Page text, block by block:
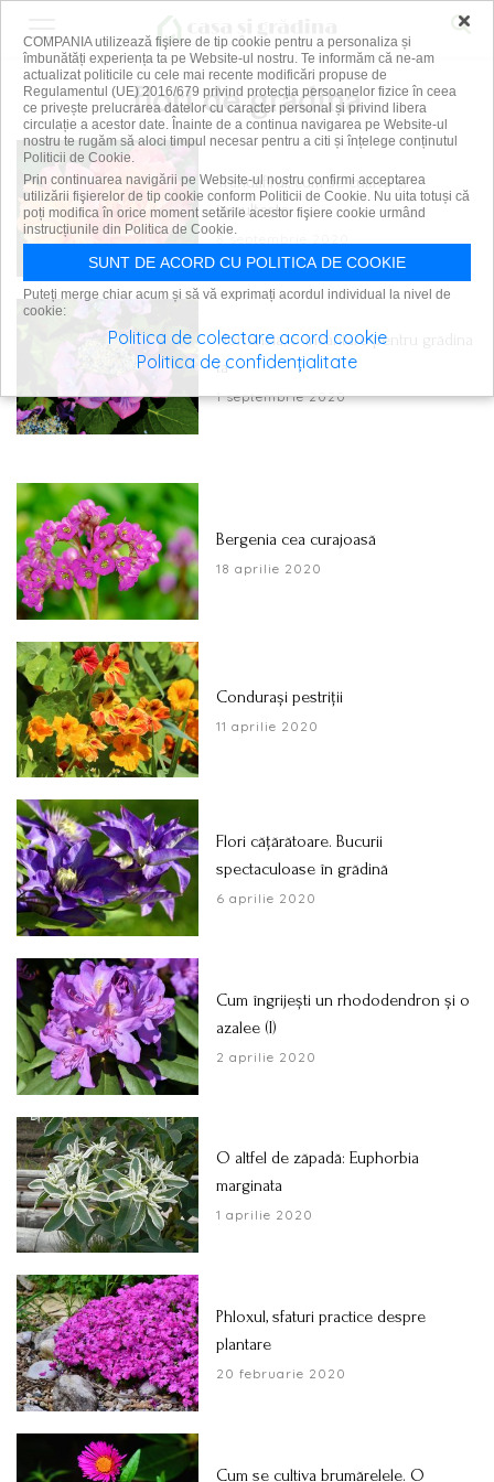
flori de gradina
Trandafirul, cum se cultivă și
înmulțește
8 septembrie 2020
Hortensia, o încântare pentru grădina
ta
1 septembrie 2020
Bergenia cea curajoasă
18 aprilie 2020
Condurași pestriții
11 aprilie 2020
Flori cățărătoare. Bucurii
spectaculoase în grădină
6 aprilie 2020
Cum îngrijești un rhododendron și o
azalee (I)
2 aprilie 2020
O altfel de zăpadă: Euphorbia
marginata
1 aprilie 2020
Phloxul, sfaturi practice despre
plantare
20 februarie 2020
Cum se cultiva brumărelele. O
×
COMPANIA utilizează fişiere de tip cookie pentru a personaliza și
îmbunătăți experiența ta pe Website-ul nostru. Te informăm că ne-am
actualizat politicile cu cele mai recente modificări propuse de
Regulamentul (UE) 2016/679 privind protecția persoanelor fizice în ceea
ce privește prelucrarea datelor cu caracter personal și privind libera
circulație a acestor date. Înainte de a continua navigarea pe Website-ul
nostru te rugăm să aloci timpul necesar pentru a citi și înțelege conținutul
Politicii de Cookie.
Prin continuarea navigării pe Website-ul nostru confirmi acceptarea
utilizării fişierelor de tip cookie conform Politicii de Cookie. Nu uita totuși că
poți modifica în orice moment setările acestor fişiere cookie urmând
instrucțiunile din Politica de Cookie.
SUNT DE ACORD CU POLITICA DE COOKIE
Puteți merge chiar acum și să vă exprimați acordul individual la nivel de
cookie:
Politica de colectare acord cookie
Politica de confidențialitate